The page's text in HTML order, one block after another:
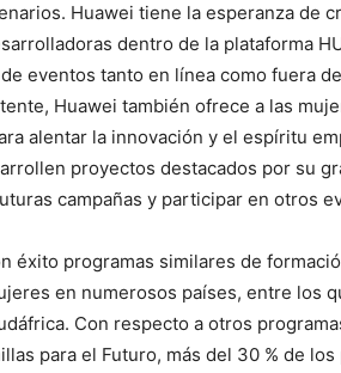
Huawei tiene la esperanza de
dentro de la plataforma
eventos tanto en línea como fuera
Huawei también ofrece a las
alentar la innovación y el espíritu
proyectos destacados por su
campañas y participar en otros
éxito programas similares de
en numerosos países, entre los
Con respecto a otros
para el Futuro, más del 30 % de